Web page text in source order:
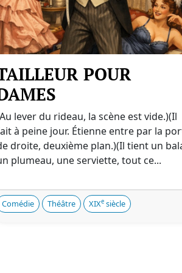
POUR
lever du rideau, la scène est vide.)(Il
à peine jour. Étienne entre par la
droite, deuxième plan.)(Il tient un
plumeau, une serviette, tout ce...
Comédie Théâtre XIXe siècle